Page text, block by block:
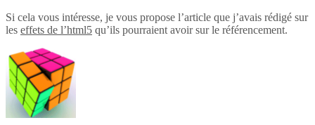
Si cela vous intéresse, je vous propose l’article que j’avais rédigé sur
les effets de l’html5 qu’ils pourraient avoir sur le référencement.